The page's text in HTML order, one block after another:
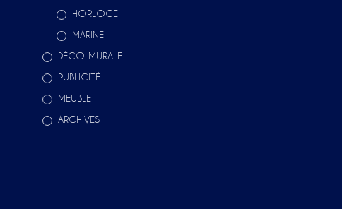
HORLOGE
MARINE
DÉCO MURALE
PUBLICITÉ
MEUBLE
ARCHIVES